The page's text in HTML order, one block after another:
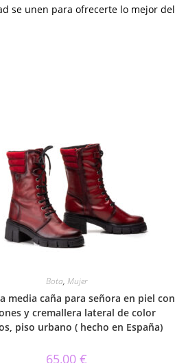
se unen para ofrecerte lo mejor del
Bota,Mujer
media caña para señora en piel con
y cremallera lateral de color
piso urbano ( hecho en España)
65,00€